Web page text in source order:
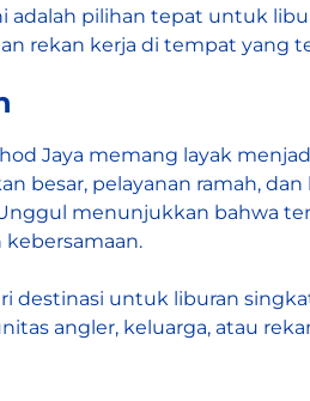
adalah pilihan tepat untuk
rekan kerja di tempat yang
Jaya memang layak
besar, pelayanan ramah,
menunjukkan bahwa
destinasi untuk liburan
angler, keluarga, atau